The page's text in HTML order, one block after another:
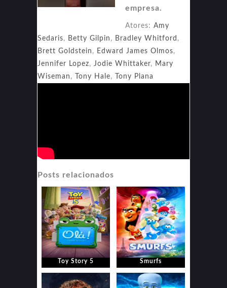
empresa.
Atores: Amy
Sedaris, Betty Gilpin , Bradley Whitford ,
Brett Goldstein , Edward James Olmos,
Jennifer Lopez, Jodie Whittaker, Mary
Wiseman , Tony Hale, Tony Plana
Posts relacionados
Toy Story 5 Smurfs